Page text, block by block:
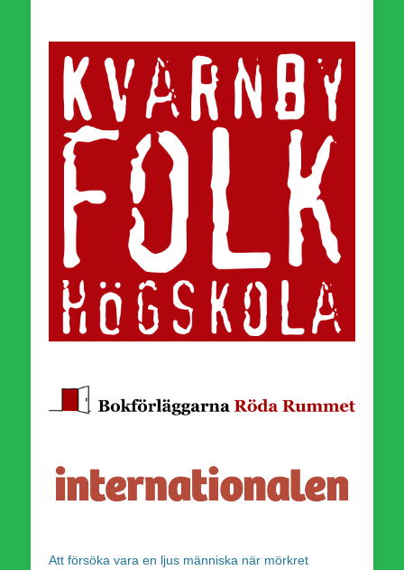
Att försöka vara en ljus människa när mörkret